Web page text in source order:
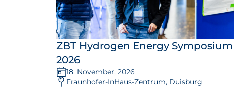
ZBT Hydrogen Energy Symposium
2026
18. November, 2026
Fraunhofer-InHaus-Zentrum, Duisburg